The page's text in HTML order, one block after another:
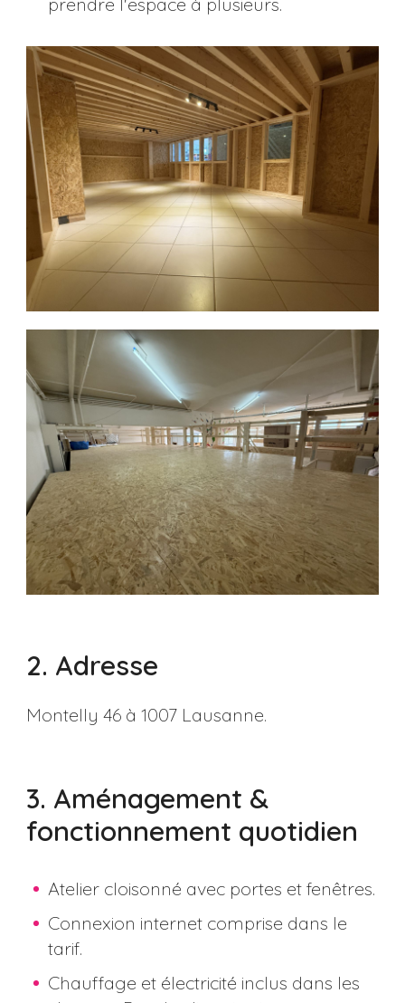
2. Adresse
Montelly 46 à 1007 Lausanne.
3. Aménagement &
fonctionnement quotidien
Atelier cloisonné avec portes et fenêtres.
Connexion internet comprise dans le
tarif.
Chauffage et électricité inclus dans les